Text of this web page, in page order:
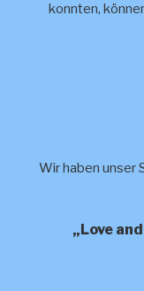
konnten,
Wir haben unser
„Love